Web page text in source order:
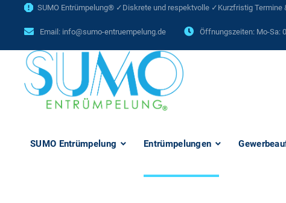
SUMO Entrümpelung® ✓Diskrete und respektvolle ✓Kurzfristig
Email: info@sumo-entruempelung.de Öffnungszeiten: Mo-Sa:
SUMO Entrümpelung Entrümpelungen